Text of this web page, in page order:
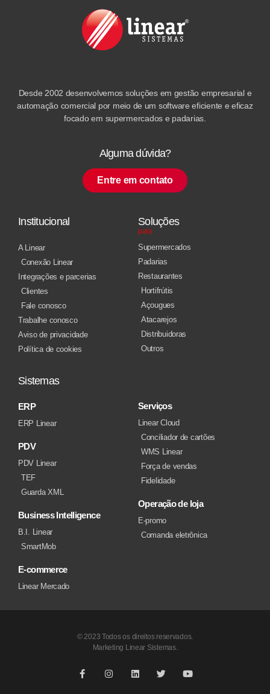
Desde 2002 desenvolvemos soluções em gestão empresarial e
automação comercial por meio de um software eficiente e eficaz
focado em supermercados e padarias.
Alguma dúvida?
Entre em contato
Institucional
A Linear
Conexão Linear
Integrações e parcerias
Clientes
Fale conosco
Trabalhe conosco
Aviso de privacidade
Política de cookies
Soluções
para
Supermercados
Padarias
Restaurantes
Hortifrútis
Açougues
Atacarejos
Distribuidoras
Outros
Sistemas
ERP
ERP Linear
PDV
PDV Linear
TEF
Guarda XML
Business Intelligence
B.I. Linear
SmartMob
E-commerce
Linear Mercado
Serviços
Linear Cloud
Conciliador de cartões
WMS Linear
Força de vendas
Fidelidade
Operação de loja
E-promo
Comanda eletrônica
© 2023 Todos os direitos reservados.
Marketing Linear Sistemas.